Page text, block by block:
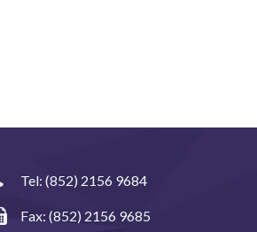
Tel:(852) 2156 9684
Fax: (852) 2156 9685